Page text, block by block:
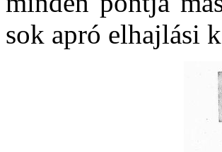
sok apró elhajlási